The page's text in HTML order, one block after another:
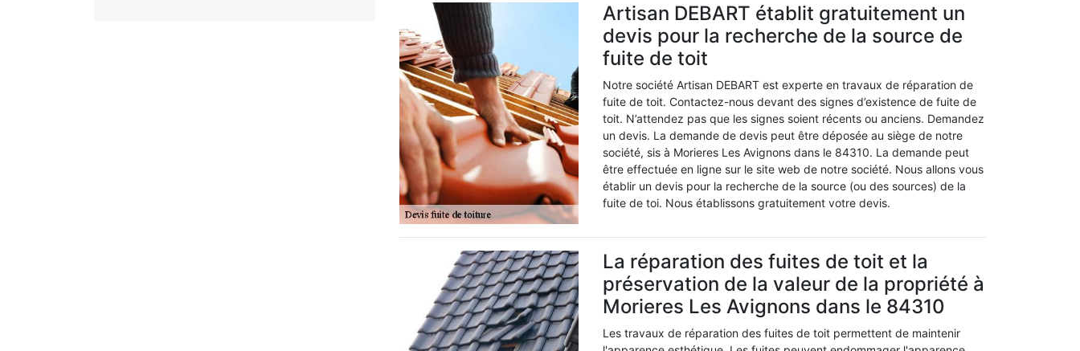
Artisan DEBART établit gratuitement un
devis pour la recherche de la source de
fuite de toit
Notre société Artisan DEBART est experte en travaux de réparation de
fuite de toit. Contactez-nous devant des signes d’existence de fuite de
toit. N’attendez pas que les signes soient récents ou anciens. Demandez
un devis. La demande de devis peut être déposée au siège de notre
société, sis à Morieres Les Avignons dans le 84310. La demande peut
être effectuée en ligne sur le site web de notre société. Nous allons vous
établir un devis pour la recherche de la source (ou des sources) de la
fuite de toi. Nous établissons gratuitement votre devis.
La réparation des fuites de toit et la
préservation de la valeur de la propriété à
Morieres Les Avignons dans le 84310
Les travaux de réparation des fuites de toit permettent de maintenir